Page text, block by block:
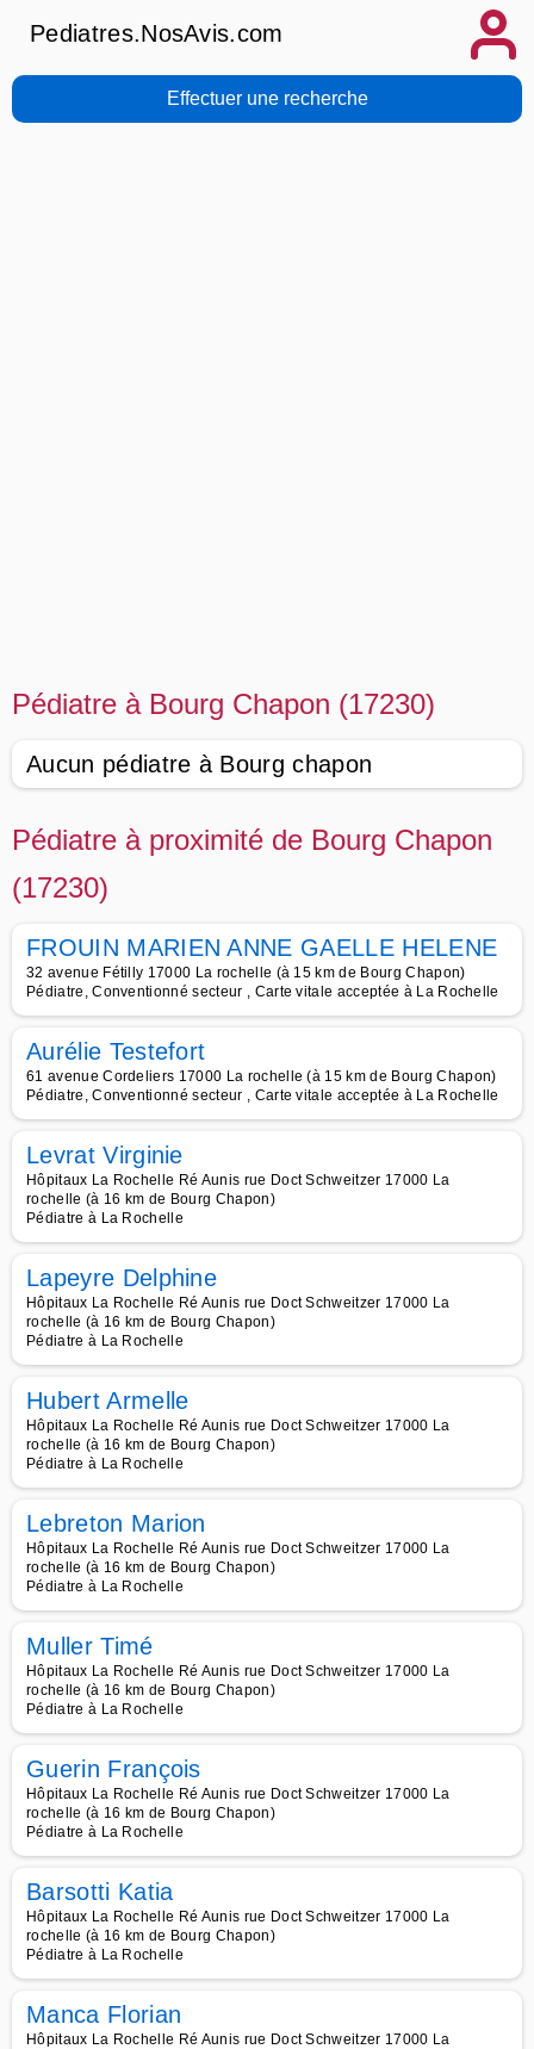
Pediatres.NosAvis.com
Effectuer une recherche
Pédiatre à Bourg Chapon (17230)
Aucun pédiatre à Bourg chapon
Pédiatre à proximité de Bourg Chapon
(17230)
FROUIN MARIEN ANNE GAELLE HELENE
32 avenue Fétilly 17000 La rochelle (à 15 km de Bourg Chapon)
Pédiatre, Conventionné secteur , Carte vitale acceptée à La Rochelle
Aurélie Testefort
61 avenue Cordeliers 17000 La rochelle (à 15 km de Bourg Chapon)
Pédiatre, Conventionné secteur , Carte vitale acceptée à La Rochelle
Levrat Virginie
Hôpitaux La Rochelle Ré Aunis rue Doct Schweitzer 17000 La
rochelle (à 16 km de Bourg Chapon)
Pédiatre à La Rochelle
Lapeyre Delphine
Hôpitaux La Rochelle Ré Aunis rue Doct Schweitzer 17000 La
rochelle (à 16 km de Bourg Chapon)
Pédiatre à La Rochelle
Hubert Armelle
Hôpitaux La Rochelle Ré Aunis rue Doct Schweitzer 17000 La
rochelle (à 16 km de Bourg Chapon)
Pédiatre à La Rochelle
Lebreton Marion
Hôpitaux La Rochelle Ré Aunis rue Doct Schweitzer 17000 La
rochelle (à 16 km de Bourg Chapon)
Pédiatre à La Rochelle
Muller Timé
Hôpitaux La Rochelle Ré Aunis rue Doct Schweitzer 17000 La
rochelle (à 16 km de Bourg Chapon)
Pédiatre à La Rochelle
Guerin François
Hôpitaux La Rochelle Ré Aunis rue Doct Schweitzer 17000 La
rochelle (à 16 km de Bourg Chapon)
Pédiatre à La Rochelle
Barsotti Katia
Hôpitaux La Rochelle Ré Aunis rue Doct Schweitzer 17000 La
rochelle (à 16 km de Bourg Chapon)
Pédiatre à La Rochelle
Manca Florian
Hôpitaux La Rochelle Ré Aunis rue Doct Schweitzer 17000 La